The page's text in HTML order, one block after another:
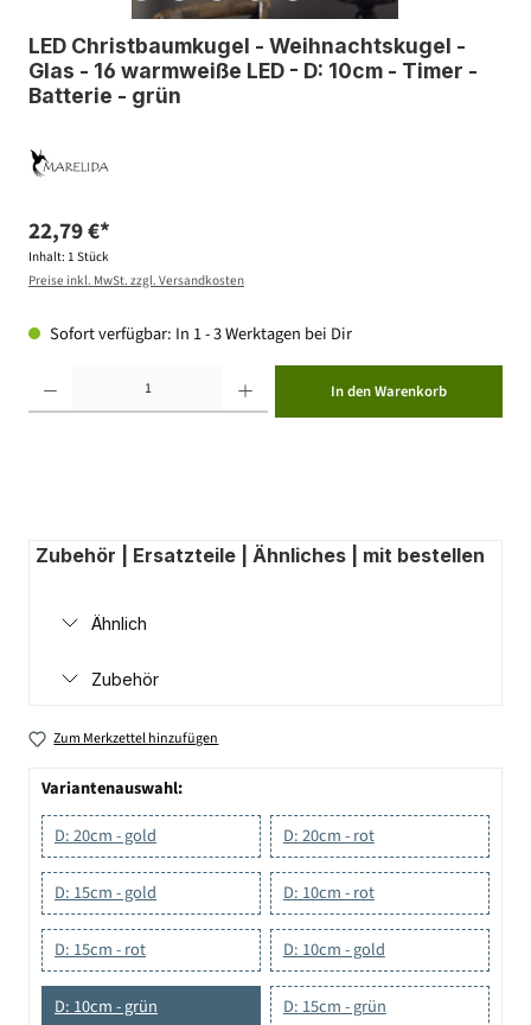
LED Christbaumkugel - Weihnachtskugel -
Glas - 16 warmweiße LED - D: 10cm - Timer -
Batterie - grün
22,79 €*
Inhalt: 1 Stück
Preise inkl. MwSt. zzgl. Versandkosten
Sofort verfügbar: In 1 - 3 Werktagen bei Dir
In den Warenkorb
Zubehör | Ersatzteile | Ähnliches | mit bestellen
Ähnlich
Zubehör
Zum Merkzettel hinzufügen
Variantenauswahl:
D: 20cm - gold
D: 20cm - rot
D: 15cm - gold D: 10cm - rot
D: 15cm - rot D: 10cm - gold
D: 10cm - grün D: 15cm - grün